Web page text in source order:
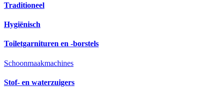
Traditioneel
Hygiënisch
Toiletgarnituren en -borstels
Schoonmaakmachines
Stof- en waterzuigers